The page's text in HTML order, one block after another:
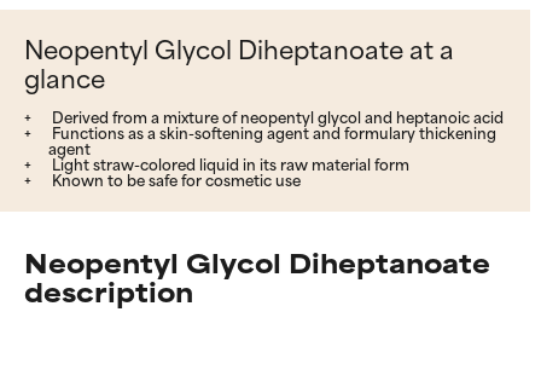
Neopentyl Glycol Diheptanoate at a
glance
Derived from a mixture of neopentyl glycol and heptanoic acid
Functions as a skin-softening agent and formulary thickening
agent
Light straw-colored liquid in its raw material form
Known to be safe for cosmetic use
Neopentyl Glycol Diheptanoate
description